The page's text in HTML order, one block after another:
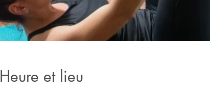
Heure et lieu